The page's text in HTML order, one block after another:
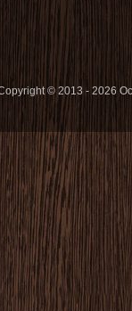
© 2013 - 2026